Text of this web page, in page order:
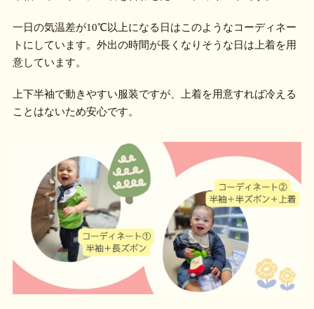
一日の気温差が10℃以上になる日はこのようなコーディネー
トにしています。外出の時間が長くなりそうな日は上着を用
意しています。
上下半袖で動きやすい服装ですが、上着を用意すれば冷える
ことはないため安心です。